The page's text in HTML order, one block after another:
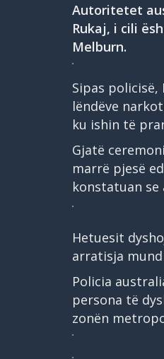
Autoritetet
Rukaj, i cili
Melburn.
Sipas
lëndëve
ku ishin të
Gjatë
marrë pjesë
konstatuan se
Hetuesit
arratisja
Policia
persona të
zonën